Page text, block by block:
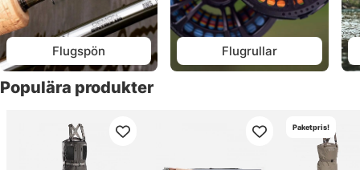
Flugspön Flugrullar
Populära produkter
Paketpris!